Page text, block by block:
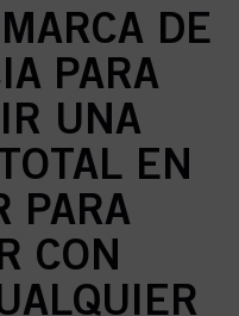
DE
PARA
UNA
EN
PARA
CON